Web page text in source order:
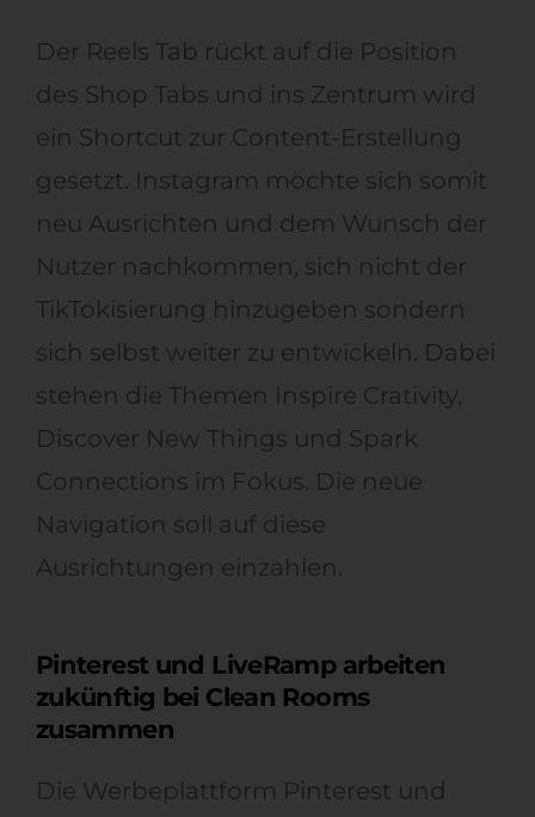
Der Reels Tab rückt auf die Position
des Shop Tabs und ins Zentrum wird
ein Shortcut zur Content-Erstellung
gesetzt. Instagram möchte sich somit
neu Ausrichten und dem Wunsch der
Nutzer nachkommen, sich nicht der
TikTokisierung hinzugeben sondern
sich selbst weiter zu entwickeln. Dabei
stehen die Themen Inspire Crativity,
Discover New Things und Spark
Connections im Fokus. Die neue
Navigation soll auf diese
Ausrichtungen einzahlen.
Pinterest und LiveRamp arbeiten
zukünftig bei Clean Rooms
zusammen
Die Werbeplattform Pinterest und